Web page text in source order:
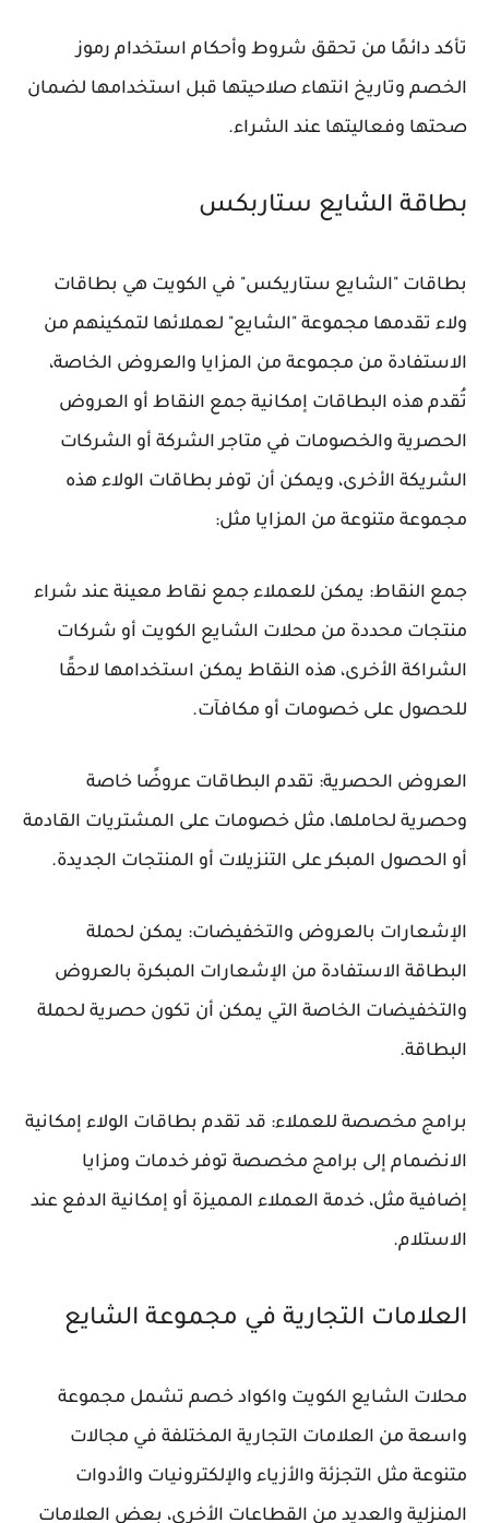
تأكد دائمًا من تحقق شروط وأحكام استخدام رموز
الخصم وتاريخ انتهاء صلاحيتها قبل استخدامها لضمان
صحتها وفعاليتها عند الشراء.
بطاقة الشايع ستاربكس
بطاقات "الشايع ستاريكس" في الكويت هي بطاقات
ولاء تقدمها مجموعة "الشايع" لعملائها لتمكينهم من
الاستفادة من مجموعة من المزايا والعروض الخاصة،
تُقدم هذه البطاقات إمكانية جمع النقاط أو العروض
الحصرية والخصومات في متاجر الشركة أو الشركات
الشريكة الأخرى، ويمكن أن توفر بطاقات الولاء هذه
مجموعة متنوعة من المزايا مثل:
جمع النقاط: يمكن للعملاء جمع نقاط معينة عند شراء
منتجات محددة من محلات الشايع الكويت أو شركات
الشراكة الأخرى، هذه النقاط يمكن استخدامها لاحقًا
للحصول على خصومات أو مكافآت.
العروض الحصرية: تقدم البطاقات عروضًا خاصة
وحصرية لحاملها، مثل خصومات على المشتريات القادمة
أو الحصول المبكر على التنزيلات أو المنتجات الجديدة.
الإشعارات بالعروض والتخفيضات: يمكن لحملة
البطاقة الاستفادة من الإشعارات المبكرة بالعروض
والتخفيضات الخاصة التي يمكن أن تكون حصرية لحملة
البطاقة.
برامج مخصصة للعملاء: قد تقدم بطاقات الولاء إمكانية
الانضمام إلى برامج مخصصة توفر خدمات ومزايا
إضافية مثل، خدمة العملاء المميزة أو إمكانية الدفع عند
الاستلام.
العلامات التجارية في مجموعة الشايع
محلات الشايع الكويت واكواد خصم تشمل مجموعة
واسعة من العلامات التجارية المختلفة في مجالات
متنوعة مثل التجزئة والأزياء والإلكترونيات والأدوات
المنزلية والعديد من القطاعات الأخرى، بعض العلامات